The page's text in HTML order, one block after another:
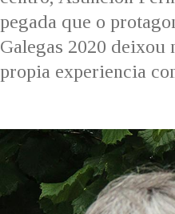
pegada que o
Galegas 2020 deixou
propia experiencia